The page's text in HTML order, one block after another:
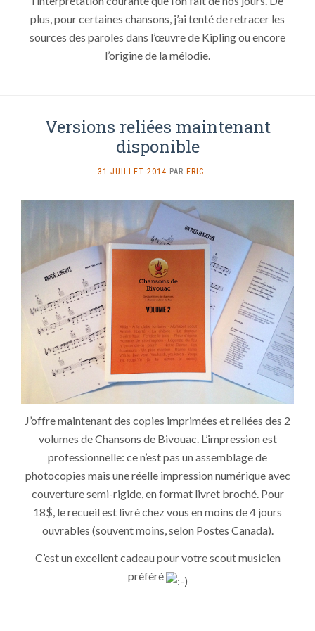
plus, pour certaines chansons, j’ai tenté de retracer les
sources des paroles dans l’œuvre de Kipling ou encore
l’origine de la mélodie.
Versions reliées maintenant
disponible
31 JUILLET 2014 PAR ERIC
RELIÉES
DISPONIBLE
J’offre maintenant des copies imprimées et reliées des 2
volumes de Chansons de Bivouac. L’impression est
professionnelle: ce n’est pas un assemblage de
photocopies mais une réelle impression numérique avec
couverture semi-rigide, en format livret broché. Pour
18$, le recueil est livré chez vous en moins de 4 jours
ouvrables (souvent moins, selon Postes Canada).
C’est un excellent cadeau pour votre scout musicien
préféré